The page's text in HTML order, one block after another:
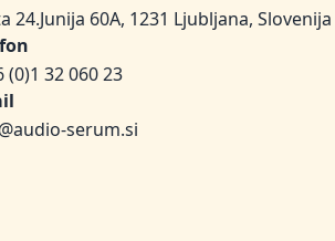
24.Junija 60A, 1231 Ljubljana, Slovenija
(0)1 32 060 23
serum.si